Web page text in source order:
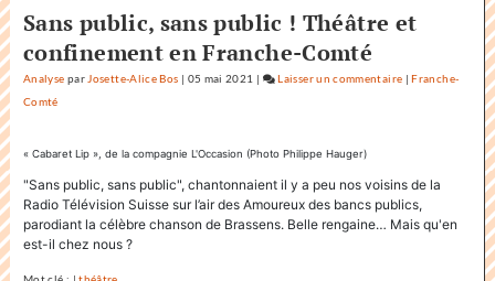
Sans public, sans public ! Théâtre et
confinement en Franche-Comté
Analyse par Josette-Alice Bos | 05 mai 2021 | Laisser un commentaire on
Factuel
|Franche-
Comté
« Cabaret Lip », de la compagnie L'Occasion (Photo Philippe Hauger)
"Sans public, sans public", chantonnaient il y a peu nos voisins de la
Radio Télévision Suisse sur l’air des Amoureux des bancs publics,
parodiant la célèbre chanson de Brassens. Belle rengaine… Mais qu'en
est-il chez nous ?